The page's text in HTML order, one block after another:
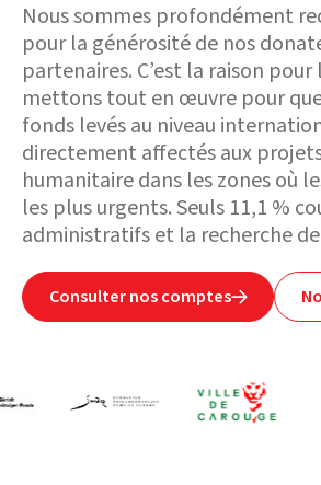
Nous sommes profondément
pour la générosité de nos
partenaires. C’est la raison
mettons tout en œuvre pour
fonds levés au niveau
directement affectés aux
humanitaire dans les zones où
les plus urgents. Seuls 11,1 %
administratifs et la recherche
Consulter nos comptes